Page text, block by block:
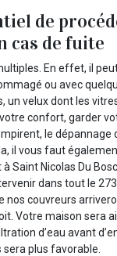
de
cas de fuite
En effet, il
ou avec
un velux dont les
confort, garder
le dépannage
il vous faut
Saint Nicolas Du
dans tout le
nos couvreurs
Votre maison sera
d’eau avant
plus favorable.